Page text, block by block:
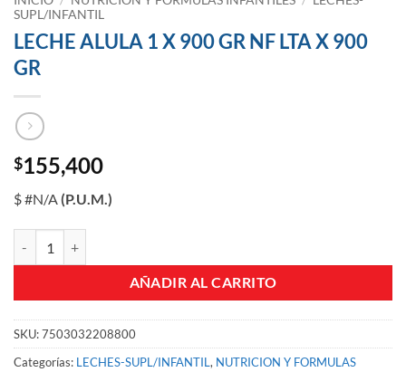
SUPL/INFANTIL
LECHE ALULA 1 X 900 GR NF LTA X 900
GR
$155,400
$ #N/A(P.U.M.)
AÑADIR AL CARRITO
SKU:7503032208800
Categorías: LECHES-SUPL/INFANTIL, NUTRICION Y FORMULAS